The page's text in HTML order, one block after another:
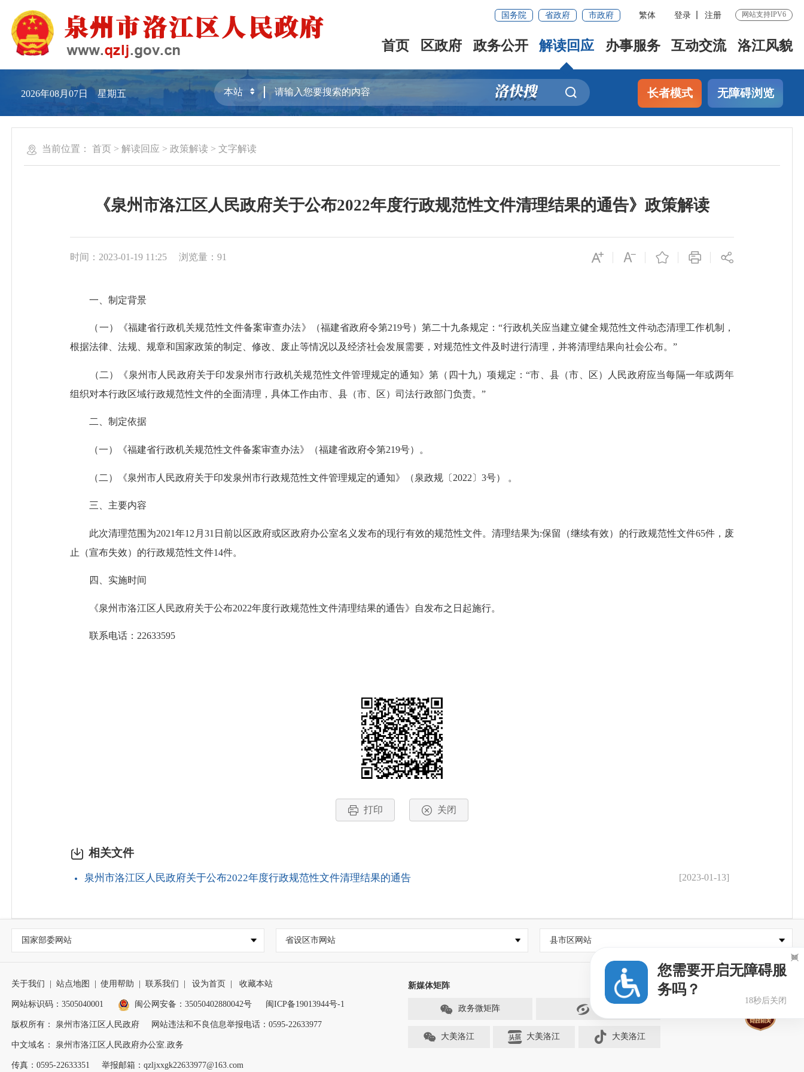
国务院 省政府 市政府 繁体 登录 注册 网站支持IPV6
首页 区政府 政务公开 解读回应 办事服务 互动交流 洛江风貌
2026年08月07日 星期五 长者模式 无障碍浏览
当前位置： 首页 >解读回应 >政策解读 >文字解读
《泉州市洛江区人民政府关于公布2022年度行政规范性文件清理结果的通告》政策解读
时间：2023-01-19 11:25 浏览量： 91
一、制定背景
（一）《福建省行政机关规范性文件备案审查办法》（福建省政府令第219号）第二十九条规定：“行政机关应当建立健全规范性文件动态清理工作机制，
根据法律、法规、规章和国家政策的制定、修改、废止等情况以及经济社会发展需要，对规范性文件及时进行清理，并将清理结果向社会公布。”
（二）《泉州市人民政府关于印发泉州市行政机关规范性文件管理规定的通知》第（四十九）项规定：“市、县（市、区）人民政府应当每隔一年或两年
组织对本行政区域行政规范性文件的全面清理，具体工作由市、县（市、区）司法行政部门负责。”
二、制定依据
（一）《福建省行政机关规范性文件备案审查办法》（福建省政府令第219号）。
（二）《泉州市人民政府关于印发泉州市行政规范性文件管理规定的通知》（泉政规〔2022〕3号） 。
三、主要内容
此次清理范围为2021年12月31日前以区政府或区政府办公室名义发布的现行有效的规范性文件。清理结果为:保留（继续有效）的行政规范性文件65件，废
止（宣布失效）的行政规范性文件14件。
四、实施时间
《泉州市洛江区人民政府关于公布2022年度行政规范性文件清理结果的通告》自发布之日起施行。
联系电话：22633595
打印 关闭
相关文件
泉州市洛江区人民政府关于公布2022年度行政规范性文件清理结果的通告 [2023-01-13]
国家部委网站 省设区市网站 县市区网站
关于我们 站点地图 使用帮助 联系我们 设为首页 收藏本站
网站标识码：3505040001 闽公网安备：35050402880042号 闽ICP备19013944号-1
版权所有： 泉州市洛江区人民政府 网站违法和不良信息举报电话：0595-22633977
中文域名： 泉州市洛江区人民政府办公室.政务
传真：0595-22633351 举报邮箱：qzljxxgk22633977@163.com
新媒体矩阵
政务微矩阵
大美洛江 大美洛江 大美洛江
您需要开启无障碍服
务吗？
18秒后关闭
